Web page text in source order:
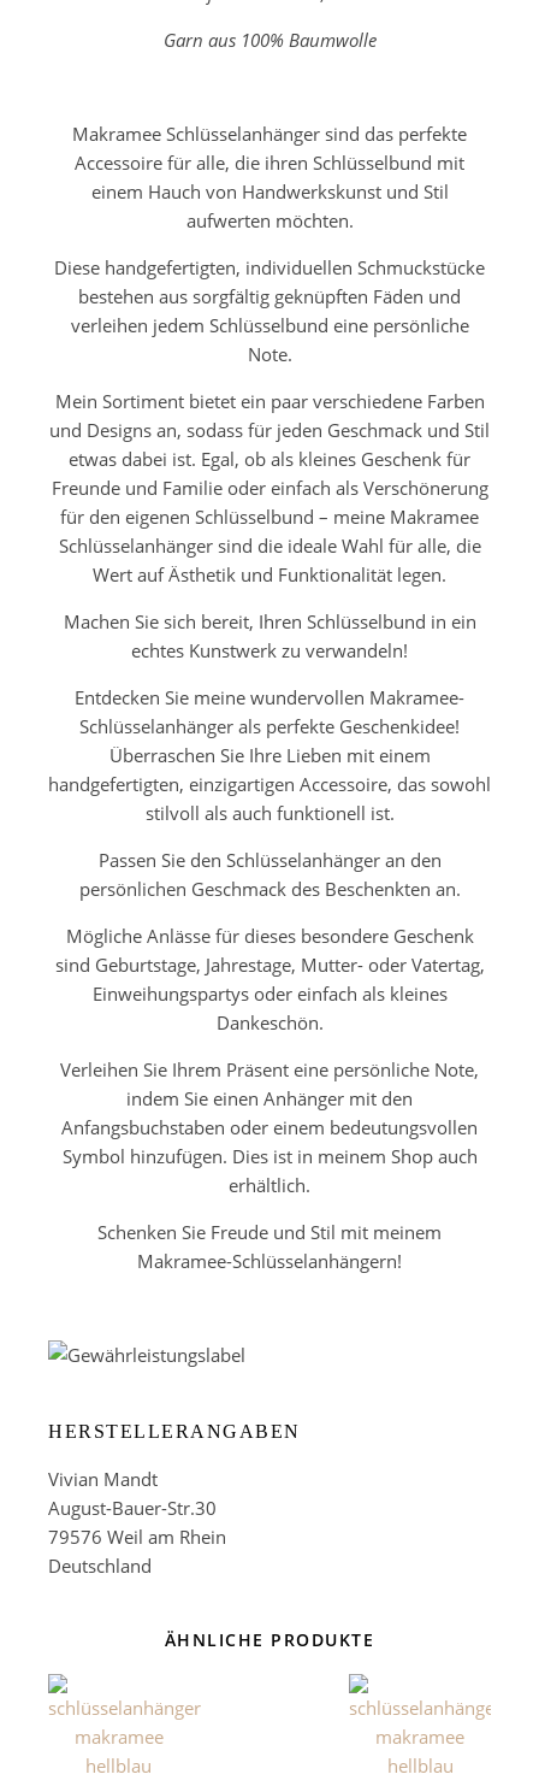
Garn aus 100% Baumwolle
Makramee Schlüsselanhänger sind das perfekte
Accessoire für alle, die ihren Schlüsselbund mit
einem Hauch von Handwerkskunst und Stil
aufwerten möchten.
Diese handgefertigten, individuellen Schmuckstücke
bestehen aus sorgfältig geknüpften Fäden und
verleihen jedem Schlüsselbund eine persönliche
Note.
Mein Sortiment bietet ein paar verschiedene Farben
und Designs an, sodass für jeden Geschmack und Stil
etwas dabei ist. Egal, ob als kleines Geschenk für
Freunde und Familie oder einfach als Verschönerung
für den eigenen Schlüsselbund – meine Makramee
Schlüsselanhänger sind die ideale Wahl für alle, die
Wert auf Ästhetik und Funktionalität legen.
Machen Sie sich bereit, Ihren Schlüsselbund in ein
echtes Kunstwerk zu verwandeln!
Entdecken Sie meine wundervollen Makramee-
Schlüsselanhänger als perfekte Geschenkidee!
Überraschen Sie Ihre Lieben mit einem
handgefertigten, einzigartigen Accessoire, das sowohl
stilvoll als auch funktionell ist.
Passen Sie den Schlüsselanhänger an den
persönlichen Geschmack des Beschenkten an.
Mögliche Anlässe für dieses besondere Geschenk
sind Geburtstage, Jahrestage, Mutter- oder Vatertag,
Einweihungspartys oder einfach als kleines
Dankeschön.
Verleihen Sie Ihrem Präsent eine persönliche Note,
indem Sie einen Anhänger mit den
Anfangsbuchstaben oder einem bedeutungsvollen
Symbol hinzufügen. Dies ist in meinem Shop auch
erhältlich.
Schenken Sie Freude und Stil mit meinem
Makramee-Schlüsselanhängern!
HERSTELLERANGABEN
Vivian Mandt
August-Bauer-Str.30
79576 Weil am Rhein
Deutschland
ÄHNLICHE PRODUKTE